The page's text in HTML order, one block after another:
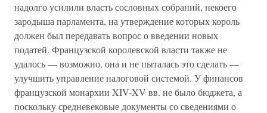
надолго усилили власть сословных собраний, некоего
зародыша парламента, на утверждение которых король
должен был передавать вопрос о введении новых
податей. Французской королевской власти также не
удалось — возможно, она и не пыталась это сделать —
улучшить управление налоговой системой. У финансов
французской монархии XIV-XV вв. не было бюджета, а
поскольку средневековые документы со сведениями о